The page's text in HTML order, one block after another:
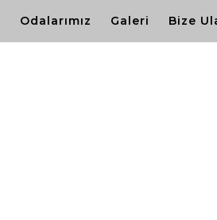
Odalarımız Galeri Bize